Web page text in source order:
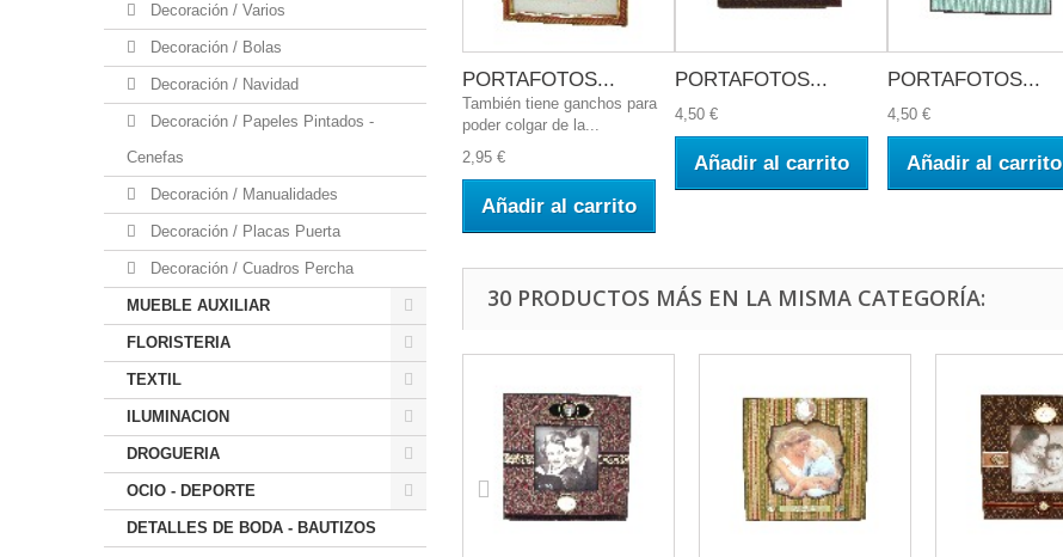
Decoración / Varios
Decoración / Bolas
Decoración / Navidad
Decoración / Papeles Pintados -
Cenefas
Decoración / Manualidades
Decoración / Placas Puerta
Decoración / Cuadros Percha
MUEBLE AUXILIAR
FLORISTERIA
TEXTIL
ILUMINACION
DROGUERIA
OCIO - DEPORTE
DETALLES DE BODA - BAUTIZOS
PORTAFOTOS...
También tiene ganchos para
poder colgar de la...
2,95 €
Añadir al carrito
PORTAFOTOS...
4,50 €
Añadir al carrito
PORTAFOTOS...
4,50 €
Añadir al carrito
30 PRODUCTOS MÁS EN LA MISMA CATEGORÍA: